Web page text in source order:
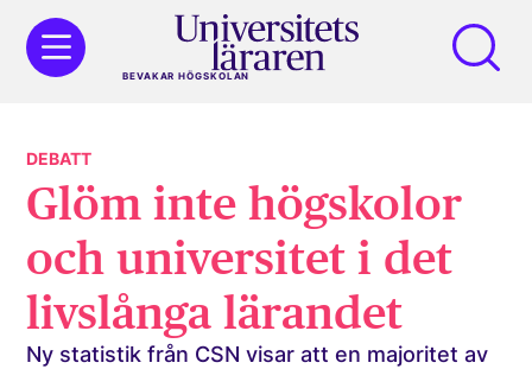
BEVAKAR HÖGSKOLAN
DEBATT
Glöm inte högskolor
och universitet i det
livslånga lärandet
Ny statistik från CSN visar att en majoritet av